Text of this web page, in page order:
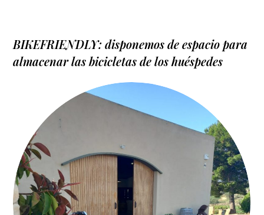
BIKEFRIENDLY: disponemos de espacio para
almacenar las bicicletas de los huéspedes